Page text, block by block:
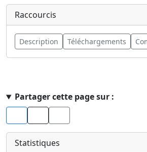
Raccourcis
Description Téléchargements
Partager cette page sur :
Facebook
Statistiques